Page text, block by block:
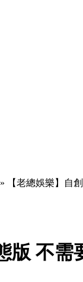
» 【老總娛樂】自
版 不